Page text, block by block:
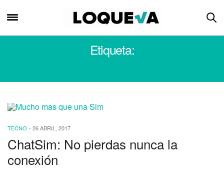
Etiqueta:
TECNO - 26 ABRIL, 2017
ChatSim: No pierdas nunca la
conexión